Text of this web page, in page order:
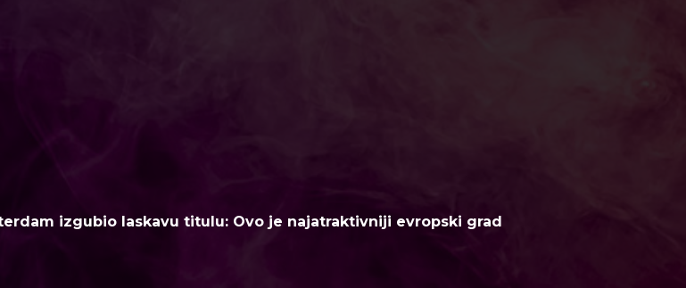
izgubio laskavu titulu: Ovo je najatraktivniji evropski grad